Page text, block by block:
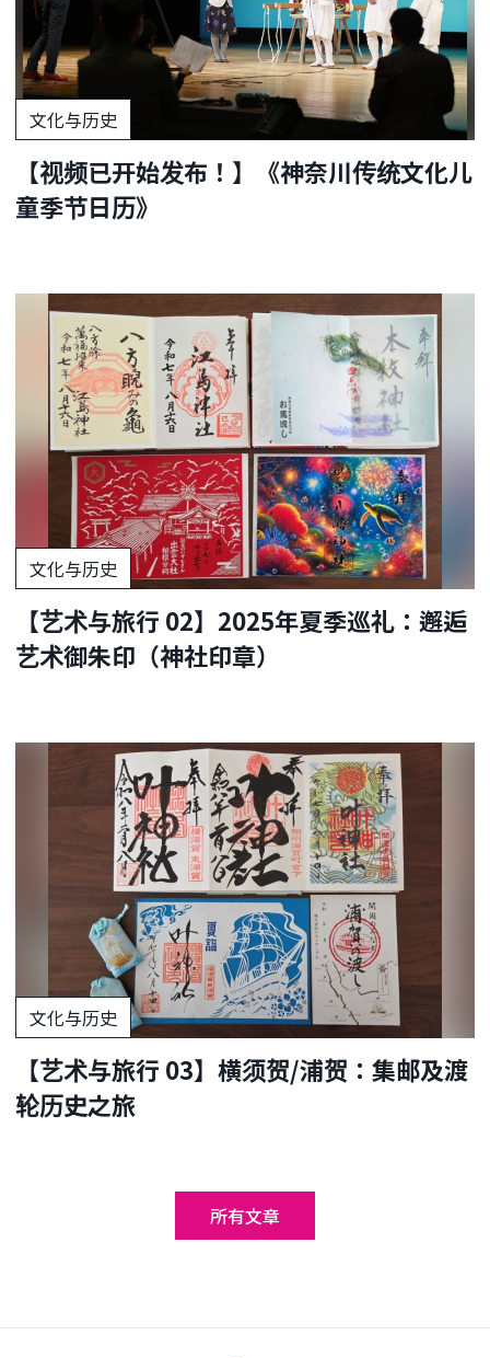
文化与历史
【视频已开始发布！】《神奈川传统文化儿
童季节日历》
文化与历史
【艺术与旅行 02】2025年夏季巡礼：邂逅
艺术御朱印（神社印章）
文化与历史
【艺术与旅行 03】横须贺/浦贺：集邮及渡
轮历史之旅
所有文章